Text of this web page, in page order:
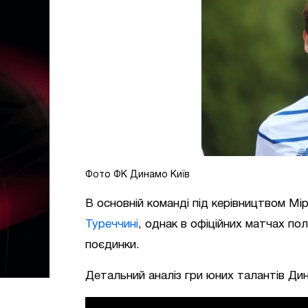
Фото ФК Динамо Київ
В основній команді під керівництвом
Туреччині, однак в офіційних матчах
поєдинки.
Детальний аналіз гри юних талантів